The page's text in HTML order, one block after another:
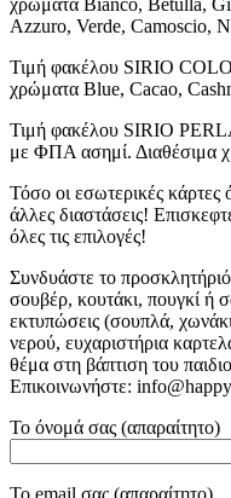
χρώματα Bianco, Betulla,
Azzuro, Verde, Camoscio,
Τιμή φακέλου SIRIO
χρώματα Blue, Cacao,
Τιμή φακέλου SIRIO
με ΦΠΑ ασημί. Διαθέσιμα
Τόσο οι εσωτερικές κάρτες
άλλες διαστάσεις!
όλες τις επιλογές!
Συνδυάστε το
σουβέρ, κουτάκι, πουγκί ή
εκτυπώσεις (σουπλά,
νερού, ευχαριστήρια
θέμα στη βάπτιση του
Επικοινωνήστε:
Το όνομά σας (απαραίτητο)
Το email σας (απαραίτητο)